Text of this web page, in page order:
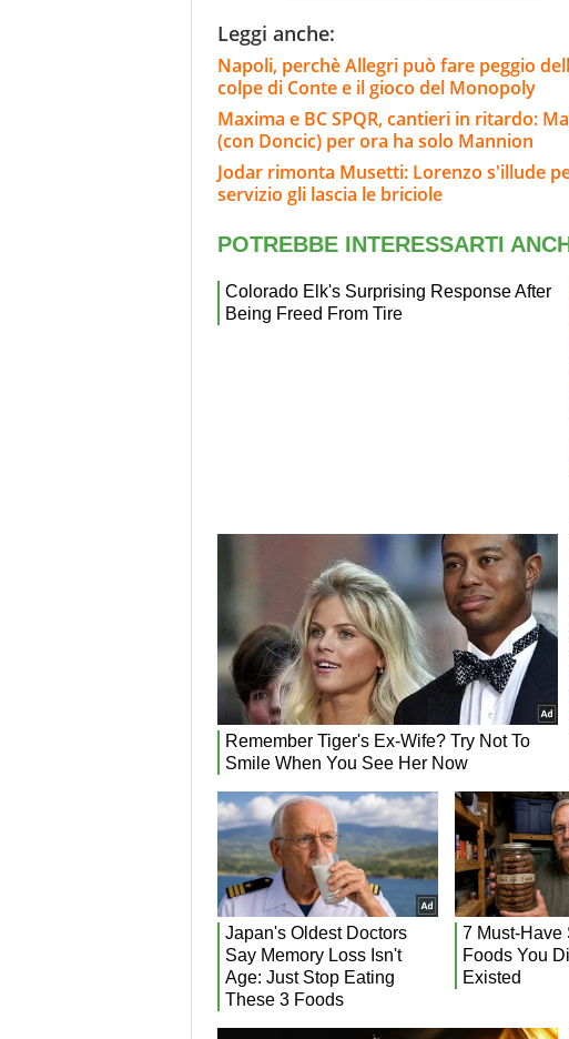
Leggi anche:
Napoli, perchè Allegri può fare peggio
colpe di Conte e il gioco del Monopoly
Maxima e BC SPQR, cantieri in ritardo:
(con Doncic) per ora ha solo Mannion
Jodar rimonta Musetti: Lorenzo s'illude
servizio gli lascia le briciole